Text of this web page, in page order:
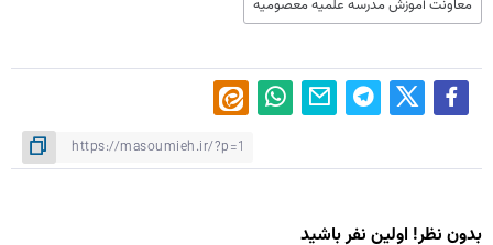
معاونت آموزش مدرسه علمیه معصومیه
بدون نظر! اولین نفر باشید